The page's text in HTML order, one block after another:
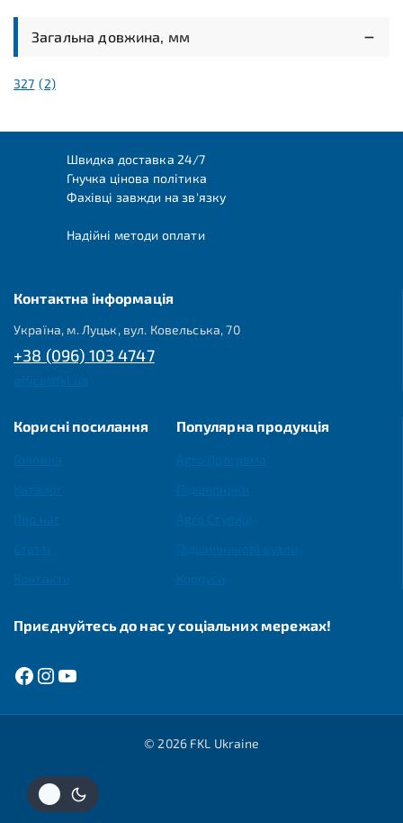
Загальна довжина, мм
327 (2)
Швидка доставка 24/7
Гнучка цінова політика
Фахівці завжди на зв'язку
Надійні методи оплати
Контактна інформація
Україна, м. Луцьк, вул. Ковельська, 70
+38 (096) 103 4747
Корисні посилання Популярна продукція
Приєднуйтесь до нас у соціальних мережах!
© 2026 FKL Ukraine